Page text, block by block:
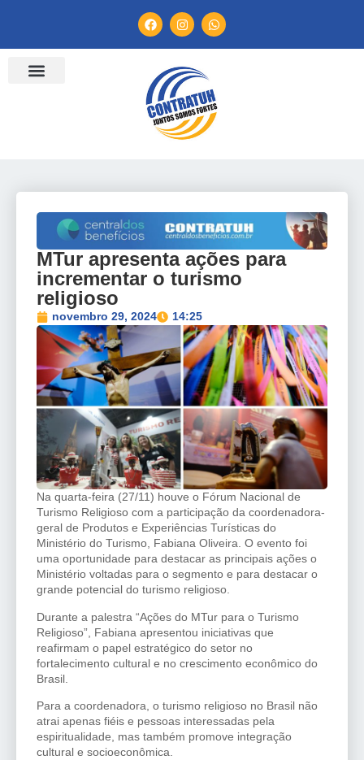
MTur apresenta ações para
incrementar o turismo
religioso
novembro 29, 2024 14:25
Na quarta-feira (27/11) houve o Fórum Nacional de
Turismo Religioso com a participação da coordenadora-
geral de Produtos e Experiências Turísticas do
Ministério do Turismo, Fabiana Oliveira. O evento foi
uma oportunidade para destacar as principais ações o
Ministério voltadas para o segmento e para destacar o
grande potencial do turismo religioso.
Durante a palestra “Ações do MTur para o Turismo
Religioso”, Fabiana apresentou iniciativas que
reafirmam o papel estratégico do setor no
fortalecimento cultural e no crescimento econômico do
Brasil.
Para a coordenadora, o turismo religioso no Brasil não
atrai apenas fiéis e pessoas interessadas pela
espiritualidade, mas também promove integração
cultural e socioeconômica.